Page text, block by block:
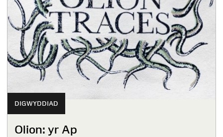
DIGWYDDIAD
Olion: yr Ap